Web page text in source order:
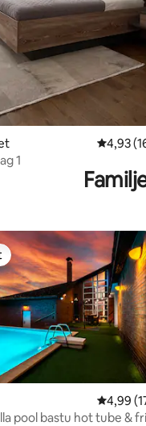
4,93 av
4,93
1
120 omdömen4,99 av
4,99
& fri